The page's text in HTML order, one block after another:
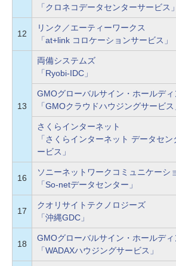
「クロネコデータセンターサービス」
12
リンク／エーティーワークス
「at+link コロケーションサービス」
13
両備システムズ
「Ryobi-IDC」
GMOグローバルサイン・ホールディ
「GMOクラウドハウジングサービス
さくらインターネット
「さくらインターネット データセン
ービス」
16
ソニーネットワークコミュニケーシ
「So-netデータセンター」
17
クオリサイトテクノロジーズ
「沖縄GDC」
18
GMOグローバルサイン・ホールディ
「WADAXハウジングサービス」